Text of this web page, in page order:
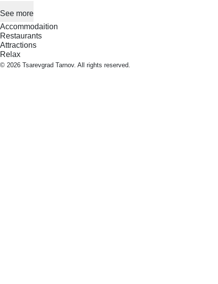
See more
Accommodaition
Restaurants
Attractions
Relax
© 2026 Tsarevgrad Tarnov. All rights reserved.